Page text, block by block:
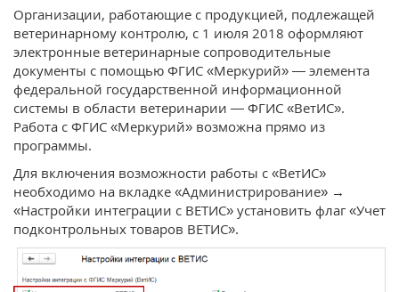
Организации, работающие с продукцией, подлежащей
ветеринарному контролю, с 1 июля 2018 оформляют
электронные ветеринарные сопроводительные
документы с помощью ФГИС «Меркурий» — элемента
федеральной государственной информационной
системы в области ветеринарии — ФГИС «ВетИС».
Работа с ФГИС «Меркурий» возможна прямо из
программы.
Для включения возможности работы с «ВетИС»
необходимо на вкладке «Администрирование» →
«Настройки интеграции с ВЕТИС» установить флаг «Учет
подконтрольных товаров ВЕТИС».